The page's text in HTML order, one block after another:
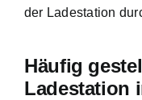
der Ladestation
Häufig
Ladestation